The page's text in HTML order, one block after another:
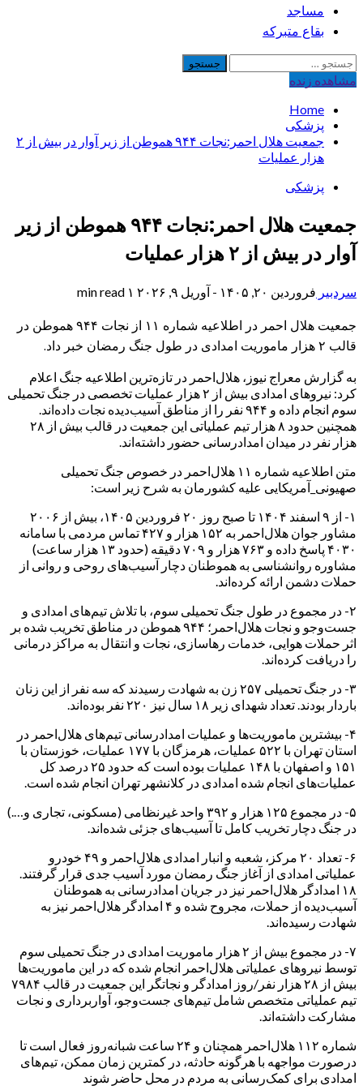
مساجد
بقاع متبرکه
جستجو
برای:
مشاهده‌ زنده
Home
پزشکی
جمعیت هلال احمر:نجات ۹۴۴ هموطن از زیر آوار در بیش از ۲
هزار عملیات
پزشکی
جمعیت هلال احمر:نجات ۹۴۴ هموطن از زیر
آوار در بیش از ۲ هزار عملیات
سردبیر فروردین ۲۰, ۱۴۰۵ - آوریل ۹, ۲۰۲۶ ۱ min read
جمعیت هلال احمر در اطلاعیه‌ شماره ۱۱ از نجات ۹۴۴ هموطن در
قالب ۲ هزار ماموریت امدادی در طول جنگ رمضان خبر داد.
به گزارش معراج نیوز، هلال‌احمر در تازه‌ترین اطلاعیه جنگ اعلام
کرد: نیروهای امدادی بیش از ۲ هزار عملیات تخصصی در جنگ تحمیلی
سوم انجام داده و ۹۴۴ نفر را از مناطق آسیب‌دیده نجات داده‌اند.
همچنین حدود ۸ هزار تیم عملیاتی این جمعیت در قالب بیش از ۲۸
هزار نفر در میدان امدادرسانی حضور داشته‌اند.
متن اطلاعیه شماره ۱۱ هلال‌احمر در خصوص جنگ ‏تحمیلی
صهیونی_آمریکایی علیه کشورمان به شرح زیر است:‏
‏۱- از ۹ اسفند ۱۴۰۴ تا صبح روز ۲۰ فروردین ۱۴۰۵، بیش از ۲۰۰۶
مشاور جوان هلال‌احمر به ۱۵۲ هزار و ‌‏۴۲۷ تماس مردمی‌ با سامانه
۴۰۳۰ پاسخ داده و ۷۶۳ هزار و ۷۰۹ دقیقه (حدود ۱۳ هزار ساعت)
مشاوره روانشناسی به هموطنان دچار ‏آسیب‌های روحی و روانی از
حملات دشمن ارائه کرده‌اند.‏
۲- در مجموع در طول جنگ تحمیلی سوم، با تلاش تیم‌های امدادی و
جست‌وجو و نجات هلال‌احمر؛ ۹۴۴ هموطن در مناطق تخریب شده بر
اثر حملات هوایی، خدمات رهاسازی، نجات و انتقال به مراکز درمانی
را دریافت کرده‌اند.
۳- در جنگ تحمیلی ۲۵۷ زن به شهادت رسیدند که سه نفر از این زنان
باردار بودند. تعداد شهدای زیر ۱۸ سال نیز ۲۲۰ نفر بوده‌اند.
۴- بیشترین ماموریت‌ها و عملیات امدادرسانی تیم‌های هلال‌احمر در
استان تهران با ۵۲۲ عملیات، هرمزگان با ۱۷۷ عملیات، خوزستان با
۱۵۱ و اصفهان با ۱۴۸ عملیات بوده است که حدود ۲۵ درصد کل
عملیات‌های انجام شده امدادی در کلانشهر تهران انجام شده است.
۵- در مجموع ۱۲۵ هزار و ۳۹۲ واحد غیرنظامی (مسکونی، تجاری و….)
در جنگ دچار تخریب کامل تا آسیب‌های جزئی شده‌اند.
۶- تعداد ۲۰ مرکز، شعبه و انبار امدادی هلال‌احمر و ۴۹ خودرو
عملیاتی امدادی از آغاز جنگ رمضان مورد آسیب جدی قرار ‏گرفتند.
۱۸ امدادگر هلال‌احمر نیز در جریان امدادرسانی به هموطنان
آسیب‌دیده از حملات، مجروح شده و ‏۴ امدادگر هلال‌احمر نیز به
شهادت رسیده‌اند.‏
‏۷- در مجموع بیش از ۲ هزار ماموریت امدادی در جنگ تحمیلی سوم
توسط نیروهای عملیاتی هلال‌احمر انجام شده که در این ماموریت‌ها
بیش از ۲۸ هزار نفر/روز امدادگر و نجاتگر این جمعیت در قالب ۷۹۸۴
تیم عملیاتی متخصص شامل تیم‌های جست‌وجو، آواربرداری و نجات
مشارکت داشته‌اند.
شماره ۱۱۲ هلال‌احمر ‏همچنان و ۲۴ ساعت شبانه‌روز فعال است تا
درصورت مواجهه با هرگونه حادثه، در کمترین زمان ممکن، تیم‌های
امدادی برای کمک‌رسانی به مردم در محل حاضر شوند